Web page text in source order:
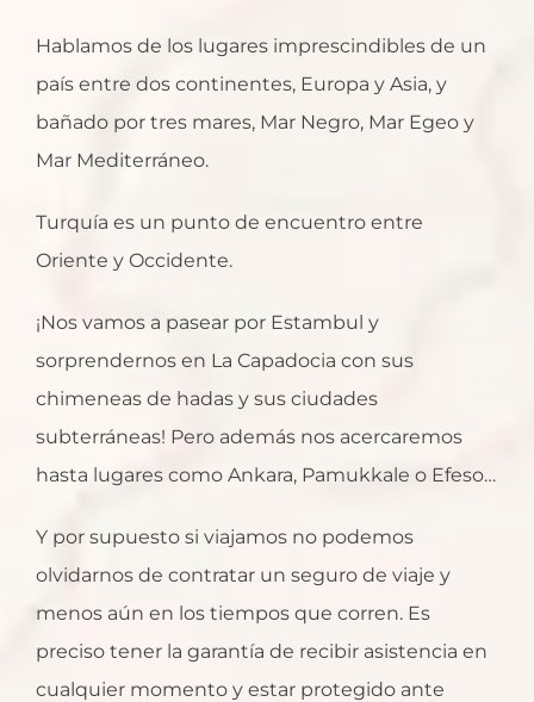
Hablamos de los lugares imprescindibles de un
país entre dos continentes, Europa y Asia, y
bañado por tres mares, Mar Negro, Mar Egeo y
Mar Mediterráneo.
Turquía es un punto de encuentro entre
Oriente y Occidente.
¡Nos vamos a pasear por Estambul y
sorprendernos en La Capadocia con sus
chimeneas de hadas y sus ciudades
subterráneas! Pero además nos acercaremos
hasta lugares como Ankara, Pamukkale o Efeso…
Y por supuesto si viajamos no podemos
olvidarnos de contratar un seguro de viaje y
menos aún en los tiempos que corren. Es
preciso tener la garantía de recibir asistencia en
cualquier momento y estar protegido ante